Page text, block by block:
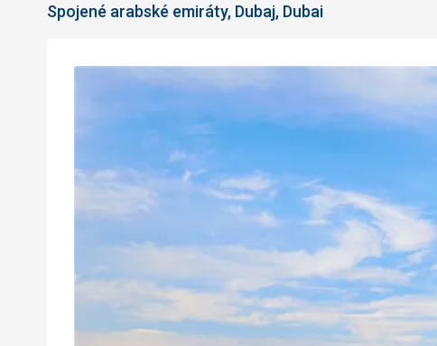
5/5
Spojené arabské emiráty, Dubaj, Dubai